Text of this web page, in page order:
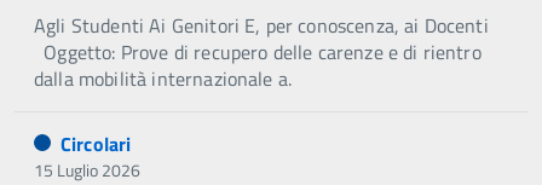
Agli Studenti Ai Genitori E, per conoscenza, ai Docenti
Oggetto: Prove di recupero delle carenze e di rientro
dalla mobilità internazionale a.
Circolari
15 Luglio 2026